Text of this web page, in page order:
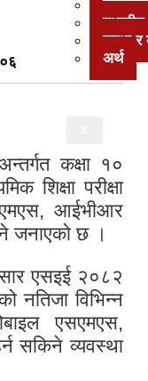
सुरक्षा
अर्थ
कक्षा १०
शिक्षा परीक्षा
आईभीआर
जनाएको छ ।
एसइई २०८२
नतिजा विभिन्न
एसएमएस,
सकिने व्यवस्था